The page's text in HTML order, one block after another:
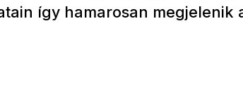
így hamarosan megjelenik